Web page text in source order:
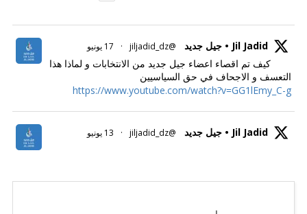
Jil Jadid • جيل جديد @jiljadid_dz
· 17 يونيو
كيف تم اقصاء اعضاء جيل جديد من الانتخابات و لماذا هذا
التعسف و الاجحاف في حق السياسيين
https://www.youtube.com/watch?v=GG1lEmy_C-g
Jil Jadid • جيل جديد @jiljadid_dz
· 13 يونيو